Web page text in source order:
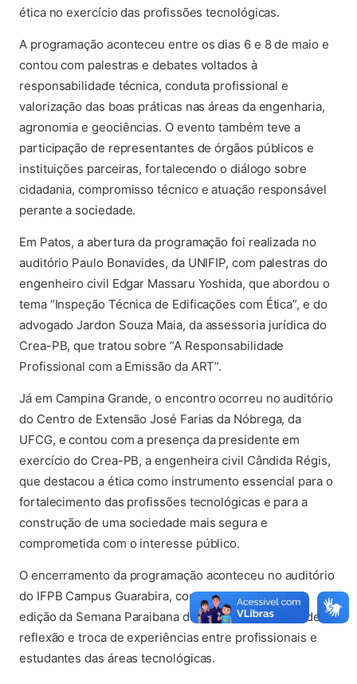
ética no exercício das profissões tecnológicas.
A programação aconteceu entre os dias 6 e 8 de maio e
contou com palestras e debates voltados à
responsabilidade técnica, conduta profissional e
valorização das boas práticas nas áreas da engenharia,
agronomia e geociências. O evento também teve a
participação de representantes de órgãos públicos e
instituições parceiras, fortalecendo o diálogo sobre
cidadania, compromisso técnico e atuação responsável
perante a sociedade.
Em Patos, a abertura da programação foi realizada no
auditório Paulo Bonavides, da UNIFIP, com palestras do
engenheiro civil Edgar Massaru Yoshida, que abordou o
tema “Inspeção Técnica de Edificações com Ética”, e do
advogado Jardon Souza Maia, da assessoria jurídica do
Crea-PB, que tratou sobre “A Responsabilidade
Profissional com a Emissão da ART”.
Já em Campina Grande, o encontro ocorreu no auditório
do Centro de Extensão José Farias da Nóbrega, da
UFCG, e contou com a presença da presidente em
exercício do Crea-PB, a engenheira civil Cândida Régis,
que destacou a ética como instrumento essencial para o
fortalecimento das profissões tecnológicas e para a
construção de uma sociedade mais segura e
comprometida com o interesse público.
O encerramento da programação aconteceu no auditório
do IFPB Campus Guarabira, consolidando mais uma
edição da Semana Paraibana da Ética como espaço de
reflexão e troca de experiências entre profissionais e
estudantes das áreas tecnológicas.